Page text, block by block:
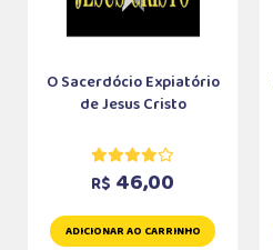
O Sacerdócio Expiatório
de Jesus Cristo
R$ 46,00
ADICIONAR AO CARRINHO